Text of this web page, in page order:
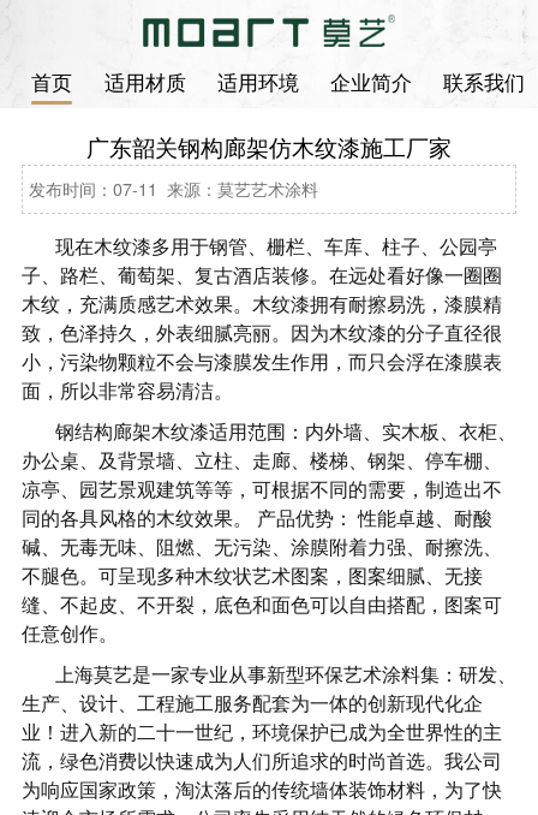
首页 适用材质 适用环境 企业简介 联系我们
广东韶关钢构廊架仿木纹漆施工厂家
发布时间：07-11 来源：莫艺艺术涂料
现在木纹漆多用于钢管、栅栏、车库、柱子、公园亭
子、路栏、葡萄架、复古酒店装修。在远处看好像一圈圈
木纹，充满质感艺术效果。木纹漆拥有耐擦易洗，漆膜精
致，色泽持久，外表细腻亮丽。因为木纹漆的分子直径很
小，污染物颗粒不会与漆膜发生作用，而只会浮在漆膜表
面，所以非常容易清洁。
钢结构廊架木纹漆适用范围：内外墙、实木板、衣柜、
办公桌、及背景墙、立柱、走廊、楼梯、钢架、停车棚、
凉亭、园艺景观建筑等等，可根据不同的需要，制造出不
同的各具风格的木纹效果。
产品优势：
性能卓越、耐酸
碱、无毒无味、阻燃、无污染、涂膜附着力强、耐擦洗、
不腿色。可呈现多种木纹状艺术图案，图案细腻、无接
缝、不起皮、不开裂，底色和面色可以自由搭配，图案可
任意创作。
上海莫艺是一家专业从事新型环保艺术涂料集：研发、
生产、设计、工程施工服务配套为一体的创新现代化企
业！进入新的二十一世纪，环境保护已成为全世界性的主
流，绿色消费以快速成为人们所追求的时尚首选。我公司
为响应国家政策，淘汰落后的传统墙体装饰材料，为了快